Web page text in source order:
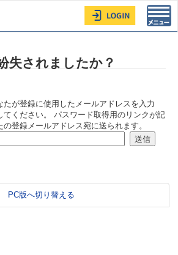
失されましたか？
たが登録に使用したメールアドレスを入力
てください。 パスワード取得用のリンクが記
登録メールアドレス宛に送られます。
PC版へ切り替える